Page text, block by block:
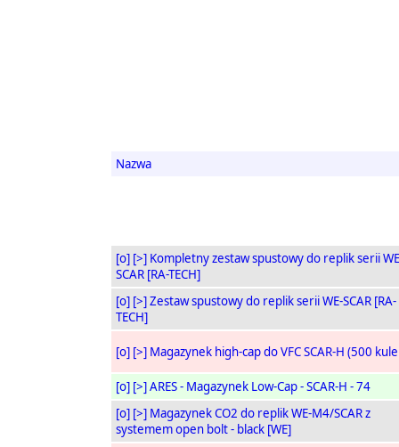
Nazwa
[o] [>] Kompletny zestaw spustowy do replik serii
SCAR [RA-TECH]
[o] [>]Zestaw spustowy do replik serii WE-SCAR [RA-
TECH]
[o] [>] Magazynek high-cap do VFC SCAR-H (500
[o] [>]ARES - Magazynek Low-Cap - SCAR-H - 74
[o] [>] Magazynek CO2 do replik WE-M4/SCAR z
systemem open bolt - black [WE]